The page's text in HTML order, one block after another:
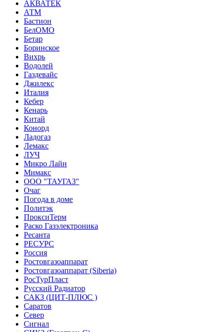
АКВАТЕК
АТМ
Бастион
БелОМО
Бетар
Боринское
Вихрь
Водолей
Газдевайс
Джилекс
Италия
Кебер
Кенарь
Китай
Конорд
Ладогаз
Лемакс
ЛУЧ
Микро Лайн
Мимакс
ООО "ТАУГАЗ"
Очаг
Погода в доме
Политэк
ПроксиТерм
Раско Газэлектроника
Ресанта
РЕСУРС
Россия
Ростовгазоаппарат
Ростовгазоаппарат (Siberia)
РосТурПласт
Русский Радиатор
САКЗ (ЦИТ-ПЛЮС )
Саратов
Север
Сигнал